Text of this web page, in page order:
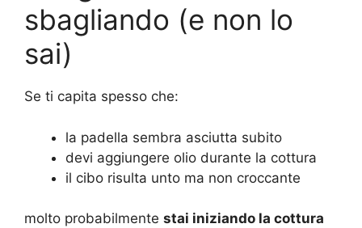
sbagliando (e non lo
sai)
Se ti capita spesso che:
la padella sembra asciutta subito
devi aggiungere olio durante la cottura
il cibo risulta unto ma non croccante
molto probabilmente stai iniziando la cottura